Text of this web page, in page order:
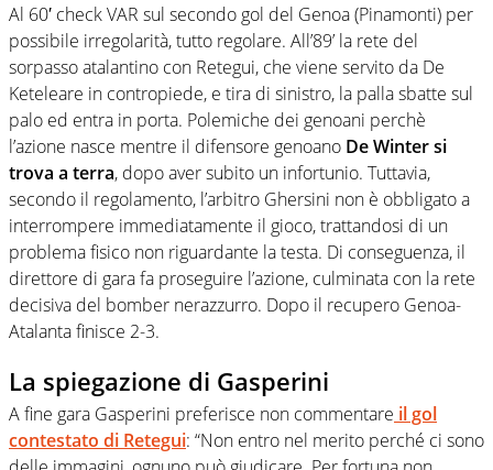
Al 60′ check VAR sul secondo gol del Genoa (Pinamonti) per
possibile irregolarità, tutto regolare. All’89’ la rete del
sorpasso atalantino con Retegui, che viene servito da De
Keteleare in contropiede, e tira di sinistro, la palla sbatte sul
palo ed entra in porta. Polemiche dei genoani perchè
l’azione nasce mentre il difensore genoano De Winter si
trova a terra, dopo aver subito un infortunio. Tuttavia,
secondo il regolamento, l’arbitro Ghersini non è obbligato a
interrompere immediatamente il gioco, trattandosi di un
problema fisico non riguardante la testa. Di conseguenza, il
direttore di gara fa proseguire l’azione, culminata con la rete
decisiva del bomber nerazzurro. Dopo il recupero Genoa-
Atalanta finisce 2-3.
La spiegazione di Gasperini
A fine gara Gasperini preferisce non commentare il gol
contestato di Retegui: “Non entro nel merito perché ci sono